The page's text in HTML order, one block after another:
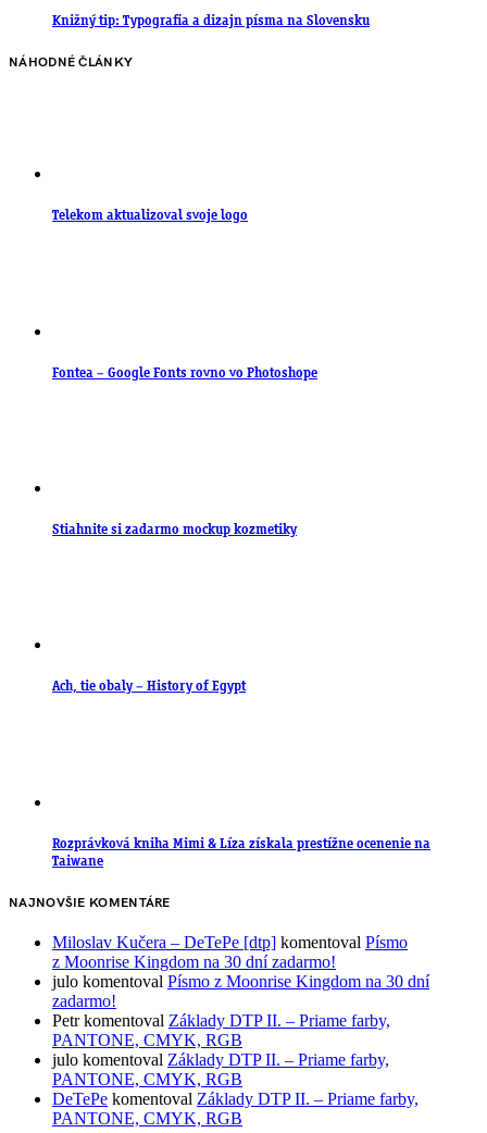
Knižný tip: Typografia a dizajn písma na Slovensku
NÁHODNÉ ČLÁNKY
Telekom aktualizoval svoje logo
Fontea – Google Fonts rovno vo Photoshope
Stiahnite si zadarmo mockup kozmetiky
Ach, tie obaly – History of Egypt
Rozprávková kniha Mimi & Líza získala prestížne ocenenie na
Taiwane
NAJNOVŠIE KOMENTÁRE
Miloslav Kučera – DeTePe [dtp] komentoval Písmo
z Moonrise Kingdom na 30 dní zadarmo!
julo komentoval Písmo z Moonrise Kingdom na 30 dní
zadarmo!
Petrkomentoval Základy DTP II. – Priame farby,
PANTONE, CMYK, RGB
julo komentoval Základy DTP II. – Priame farby,
PANTONE, CMYK, RGB
DeTePe komentoval Základy DTP II. – Priame farby,
PANTONE, CMYK, RGB